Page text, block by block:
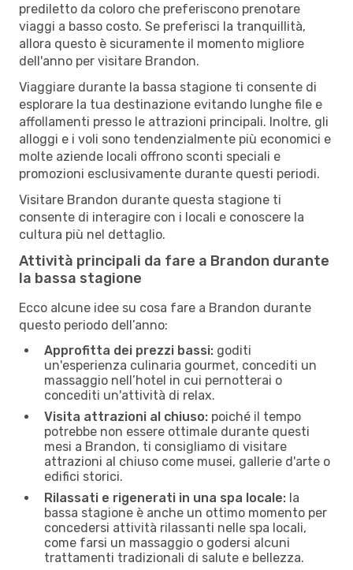
prediletto da coloro che preferiscono prenotare
viaggi a basso costo. Se preferisci la tranquillità,
allora questo è sicuramente il momento migliore
dell'anno per visitare Brandon.
Viaggiare durante la bassa stagione ti consente di
esplorare la tua destinazione evitando lunghe file e
affollamenti presso le attrazioni principali. Inoltre, gli
alloggi e i voli sono tendenzialmente più economici e
molte aziende locali offrono sconti speciali e
promozioni esclusivamente durante questi periodi.
Visitare Brandon durante questa stagione ti
consente di interagire con i locali e conoscere la
cultura più nel dettaglio.
Attività principali da fare a Brandon durante
la bassa stagione
Ecco alcune idee su cosa fare a Brandon durante
questo periodo dell’anno:
Approfitta dei prezzi bassi: goditi
un'esperienza culinaria gourmet, concediti un
massaggio nell’hotel in cui pernotterai o
concediti un'attività di relax.
Visita attrazioni al chiuso: poiché il tempo
potrebbe non essere ottimale durante questi
mesi a Brandon, ti consigliamo di visitare
attrazioni al chiuso come musei, gallerie d'arte o
edifici storici.
Rilassati e rigenerati in una spa locale: la
bassa stagione è anche un ottimo momento per
concedersi attività rilassanti nelle spa locali,
come farsi un massaggio o godersi alcuni
trattamenti tradizionali di salute e bellezza.